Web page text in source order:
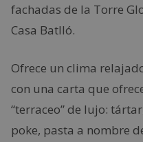
fachadas de la Torre
Casa Batlló.
Ofrece un clima
con una carta que
“terraceo” de lujo:
poke, pasta a nombre